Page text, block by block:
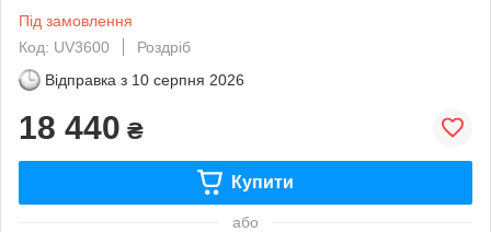
Під замовлення
Код: UV3600
Роздріб
Відправка з 10 серпня 2026
18 440 ₴
Купити
або